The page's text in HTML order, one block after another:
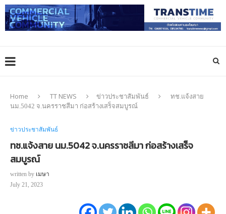
Home TT NEWS ข่าวประชาสัมพันธ์
ทช.แจ้งสาย
นม.5042 จ.นครราชสีมา ก่อสร้างเสร็จสมบูรณ์
ข่าวประชาสัมพันธ์
ทช.แจ้งสาย นม.5042 จ.นครราชสีมา ก่อสร้างเสร็จ
สมบูรณ์
written by เมษา
July 21, 2023